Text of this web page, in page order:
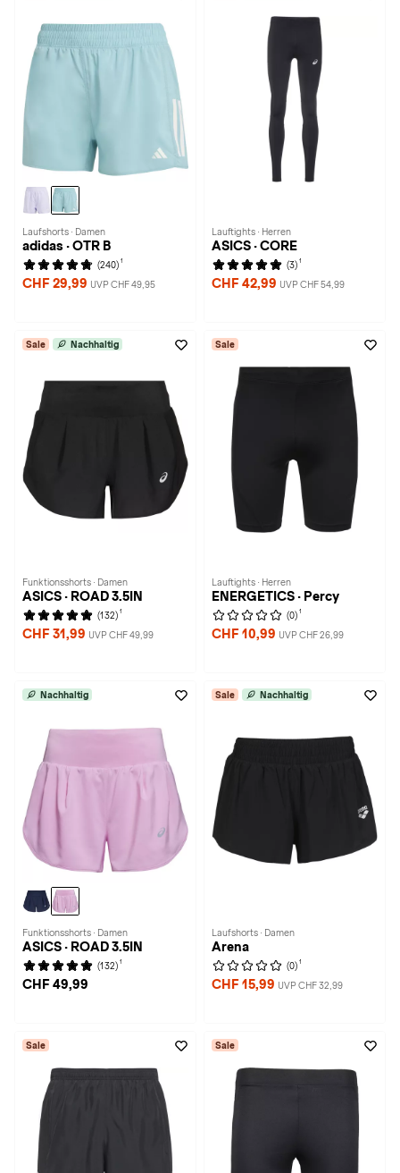
Laufshorts · Damen
adidas · OTR B
(240) 1
CHF 29,99 UVP CHF 49,95
Lauftights · Herren
ASICS · CORE
(3) 1
CHF 42,99 UVP CHF 54,99
Sale Nachhaltig
Funktionsshorts · Damen
ASICS · ROAD 3.5IN
(132) 1
CHF 31,99 UVP CHF 49,99
Sale
Lauftights · Herren
ENERGETICS · Percy
(0) 1
CHF 10,99 UVP CHF 26,99
Nachhaltig
Funktionsshorts · Damen
ASICS · ROAD 3.5IN
(132) 1
CHF 49,99
Sale Nachhaltig
Laufshorts · Damen
Arena
(0) 1
CHF 15,99 UVP CHF 32,99
Sale Sale